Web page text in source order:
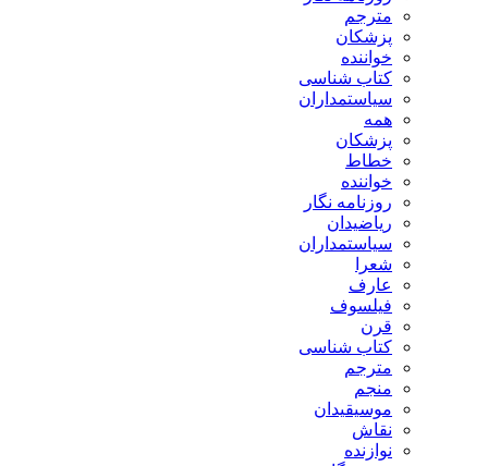
مترجم
پزشکان
خواننده
کتاب شناسی
سیاستمداران
همه
پزشکان
خطاط
خواننده
روزنامه نگار
ریاضیدان
سیاستمداران
شعرا
عارف
فیلسوف
قرن
کتاب شناسی
مترجم
منجم
موسیقیدان
نقاش
نوازنده